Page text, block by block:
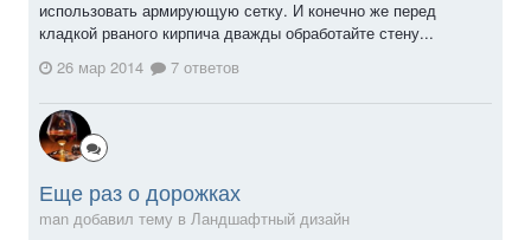
использовать армирующую сетку. И конечно же перед
кладкой рваного кирпича дважды обработайте стену...
26 мар 2014
7 ответов
Еще раз о дорожках
man добавил тему в Ландшафтный дизайн